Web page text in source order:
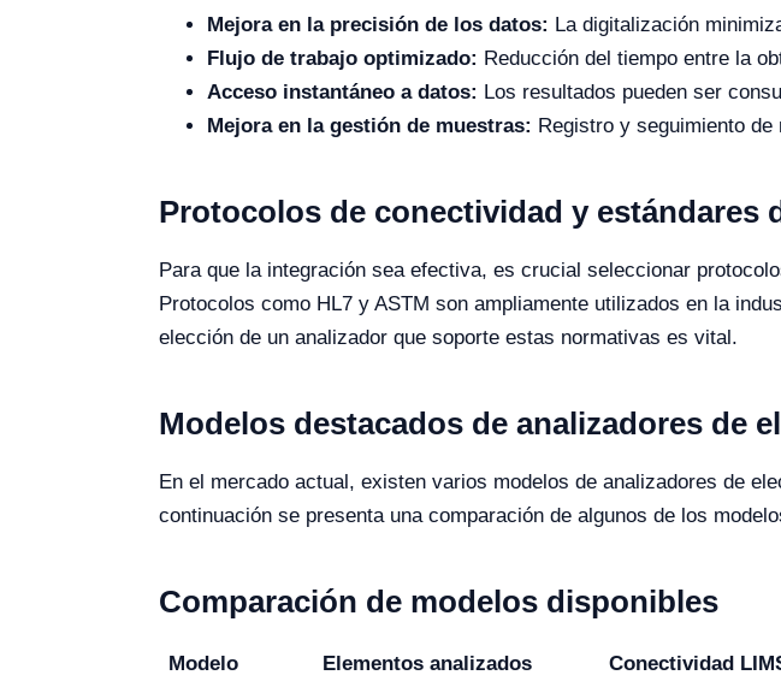
Mejora en la precisión de los datos: La digitalización
Flujo de trabajo optimizado: Reducción del tiempo entre la
Acceso instantáneo a datos: Los resultados pueden ser
Mejora en la gestión de muestras: Registro y seguimiento
Protocolos de conectividad y estándares
Para que la integración sea efectiva, es crucial seleccionar
Protocolos como HL7 y ASTM son ampliamente utilizados en la
elección de un analizador que soporte estas normativas es vital.
Modelos destacados de analizadores de
En el mercado actual, existen varios modelos de analizadores de
continuación se presenta una comparación de algunos de los
Comparación de modelos disponibles
Modelo Elementos analizados Conectividad